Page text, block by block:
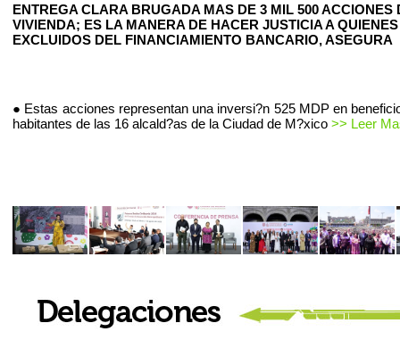
ENTREGA CLARA BRUGADA MAS DE 3 MIL 500 ACCIONES
VIVIENDA; ES LA MANERA DE HACER JUSTICIA A
EXCLUIDOS DEL FINANCIAMIENTO BANCARIO, ASEGURA
● Estas acciones representan una inversi?n 525 MDP en
habitantes de las 16 alcald?as de la Ciudad de M?xico >> Leer